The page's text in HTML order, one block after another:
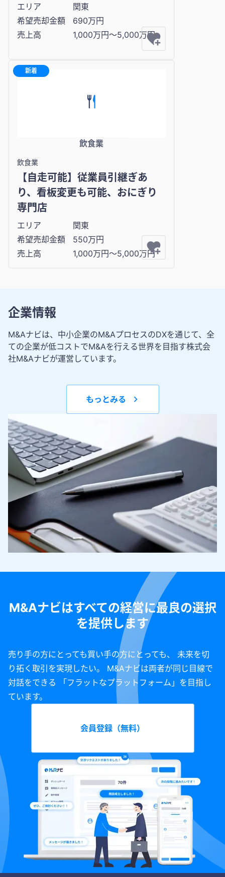
エリア
関東
希望売却金額
690万円
売上高
1,000万円〜5,000万円
新着
飲食業
飲食業
【自走可能】従業員引継ぎあ
り、看板変更も可能、おにぎり
専門店
エリア
関東
希望売却金額
550万円
売上高
1,000万円〜5,000万円
企業情報
M&Aナビは、中小企業のM&AプロセスのDXを通じて、全
ての企業が低コストでM&Aを行える世界を目指す株式会
社M&Aナビが運営しています。
もっとみる
M&Aナビはすべての経営に最良の選択
を提供します
売り手の方にとっても買い手の方にとっても、 未来を切
り拓く取引を実現したい。 M&Aナビは両者が同じ目線で
対話をできる 「フラットなプラットフォーム」を目指し
ています。
会員登録（無料）